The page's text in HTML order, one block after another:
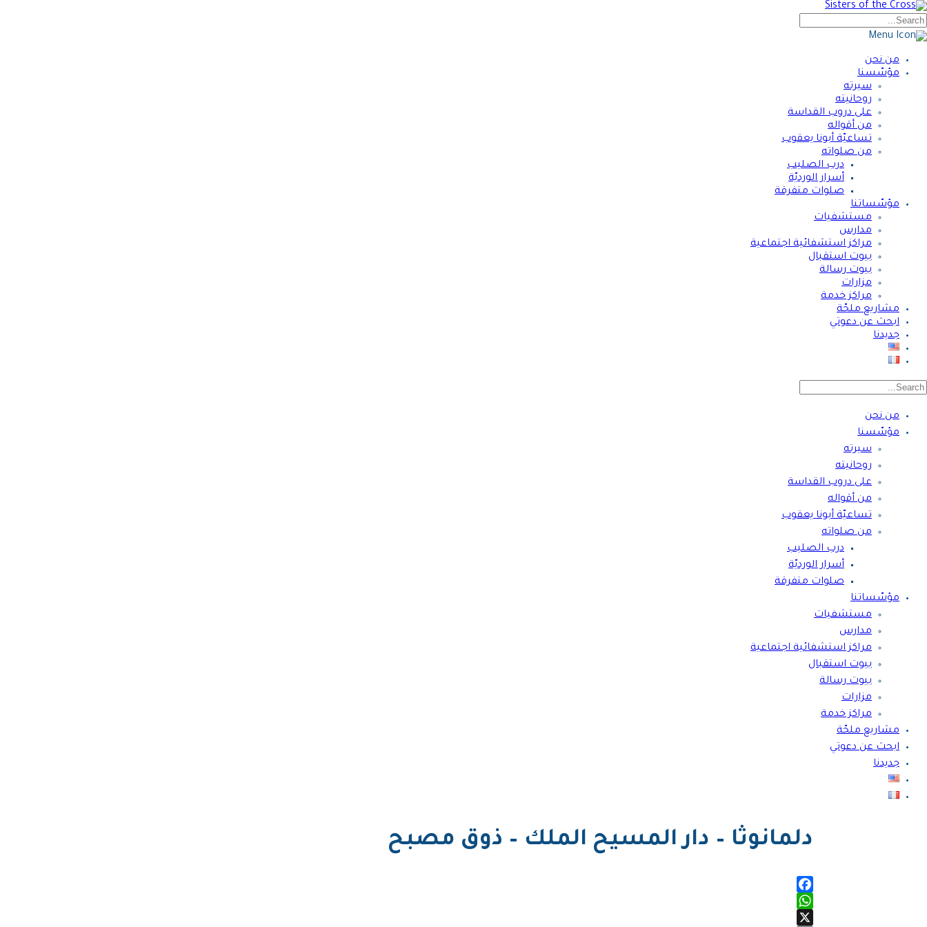
من نحن
مؤسّسنا
سيرته
روحانيته
على دروب القداسة
من أقواله
تساعيّة أبونا يعقوب
من صلواته
درب الصليب
أسرار الورديّة
صلوات متفرقة
مؤسّساتنا
مستشفيات
مدارس
مراكز استشفائية اجتماعية
بيوت استقبال
بيوت رسالة
مزارات
مراكز خدمة
مشاريع ملحّة
ابحث عن دعوتي
جديدنا
من نحن
مؤسّسنا
سيرته
روحانيته
على دروب القداسة
من أقواله
تساعيّة أبونا يعقوب
من صلواته
درب الصليب
أسرار الورديّة
صلوات متفرقة
مؤسّساتنا
مستشفيات
مدارس
مراكز استشفائية اجتماعية
بيوت استقبال
بيوت رسالة
مزارات
مراكز خدمة
مشاريع ملحّة
ابحث عن دعوتي
جديدنا
دلمانوثا – دار المسيح الملك – ذوق مصبح
Facebook
WhatsApp